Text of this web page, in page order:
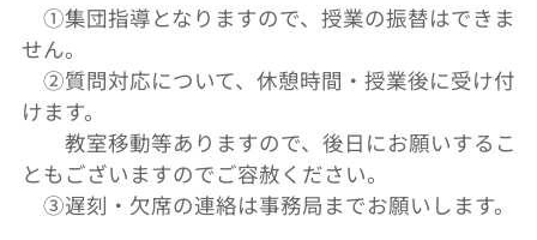
①集団指導となりますので、授業の振替はできま
せん。
②質問対応について、休憩時間・授業後に受け付
けます。
教室移動等ありますので、後日にお願いするこ
ともございますのでご容赦ください。
③遅刻・欠席の連絡は事務局までお願いします。